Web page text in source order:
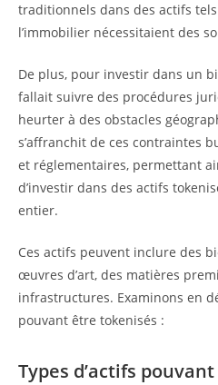
traditionnels dans des actifs tels
l’immobilier nécessitaient des
De plus, pour investir dans un
fallait suivre des procédures
heurter à des obstacles
s’affranchit de ces contraintes
et réglementaires, permettant
d’investir dans des actifs
entier.
Ces actifs peuvent inclure des
œuvres d’art, des matières
infrastructures. Examinons en
pouvant être tokenisés :
Types d’actifs